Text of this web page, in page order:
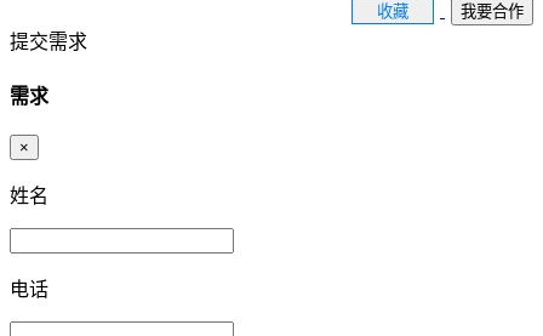
收藏 我要合作
提交需求
需求
×
姓名
电话